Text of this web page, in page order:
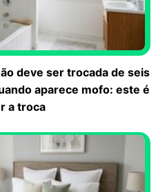
deve ser trocada de seis
aparece mofo: este é
a troca